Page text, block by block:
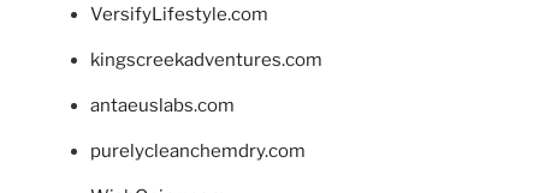
VersifyLifestyle.com
kingscreekadventures.com
antaeuslabs.com
purelycleanchemdry.com